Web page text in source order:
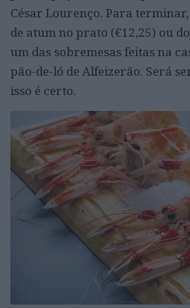
César Lourenço. Para
de atum no prato (€12,25) ou
um das sobremesas feitas na
pão-de-ló de Alfeizerão. Será
isso é certo.